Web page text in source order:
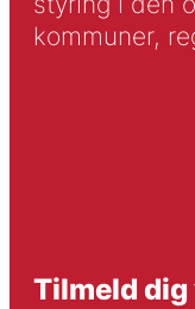
kommuner,
Tilmeld